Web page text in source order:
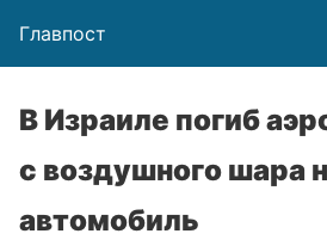
Главпост
В Израиле погиб
с воздушного шара
автомобиль